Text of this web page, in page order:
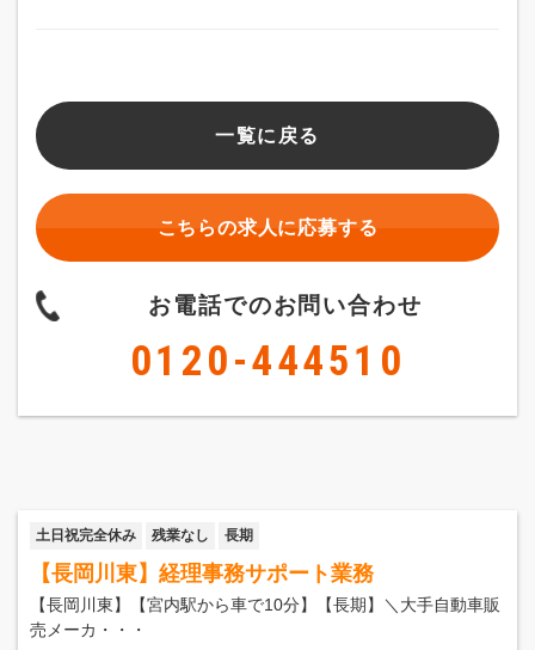
一覧に戻る
こちらの求人に応募する
お電話でのお問い合わせ
0120-444510
土日祝完全休み 残業なし 長期
【長岡川東】経理事務サポート業務
【長岡川東】【宮内駅から車で10分】【長期】＼大手自動車販
売メーカ・・・